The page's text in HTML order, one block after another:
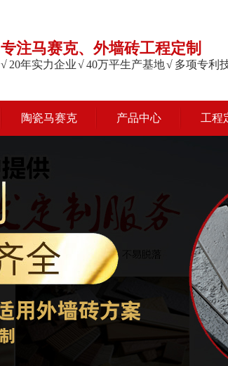
专注马赛克、外墙砖工程定制
√ 20年实力企业 √ 40万平生产基地 √ 多项专利
陶瓷马赛克 产品中心 工程